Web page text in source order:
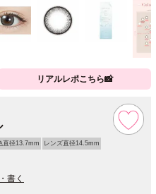
リアルレポこちら📸
直径13.7mm レンズ直径14.5mm
書く